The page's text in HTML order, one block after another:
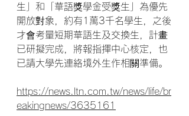
生」和「華語獎學金受獎生」為優先
開放對象，約有1萬3千名學生，之後
才會考量短期華語生及交換生，計畫
已研擬完成，將報指揮中心核定，也
已請大學先連絡境外生作相關準備。
https://news.ltn.com.tw/news/life/br
eakingnews/3635161